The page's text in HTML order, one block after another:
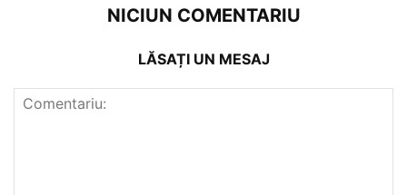
NICIUN COMENTARIU
LĂSAȚI UN MESAJ